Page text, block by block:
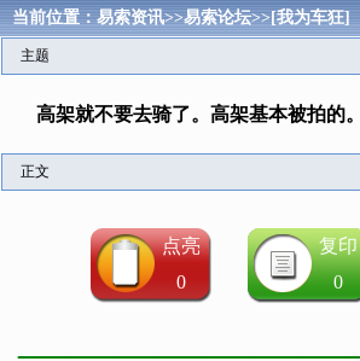
当前位置：易索资讯>>易索论坛>>[我为车狂]
主题
高架就不要去骑了。高架基本被拍的
正文
点亮
0
复印
0